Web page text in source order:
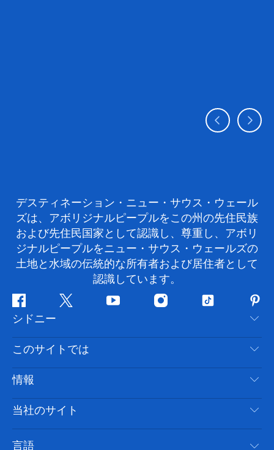
デスティネーション・ニュー・サウス・ウェール
ズは、アボリジナルピープルをこの州の先住民族
および先住民国家として認識し、尊重し、アボリ
ジナルピープルをニュー・サウス・ウェールズの
土地と水域の伝統的な所有者および居住者として
認識しています。
フ
ェ
イ
ス
ブ
ッ
ク
ツ
ッ
タ
ー
ユ
チ
ー
イ
ス
グ
ム
テ
ッ
ト
ク
ピ
ン
タ
レ
ス
ト
シドニー
お問い合わせ
免責事項
クッキーに関する通知
このサイトでは
目的地
やるべきこと
イベント
情報
旅行情報
アクセシブルシドニー
当社のサイト
言語